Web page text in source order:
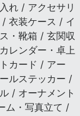
れ / アクセサリ
衣装ケース / イ
・靴箱 / 玄関収
レンダー・卓上
カード / アー
ルステッカー /
/ オーナメント
ム・写真立て /